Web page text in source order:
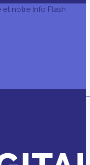
notre Info Flash